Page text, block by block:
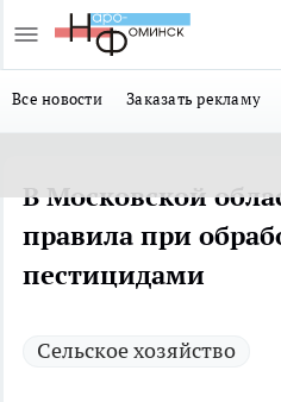
Все новости Заказать рекламу
В Московской
правила при
пестицидами
Сельское хозяйство